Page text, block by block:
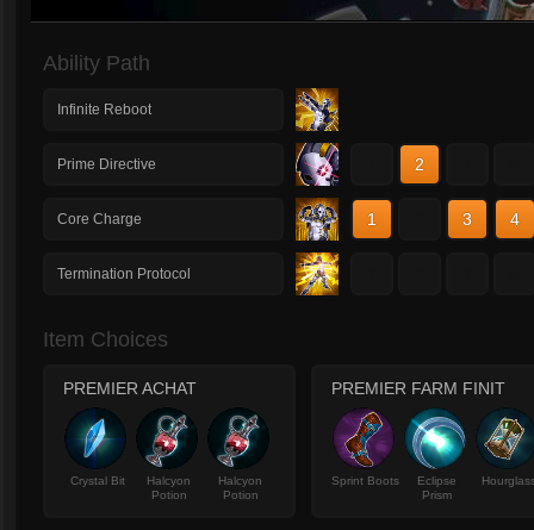
Ability Path
Infinite Reboot
Prime Directive 2
Core Charge 1 3 4
Termination Protocol
Item Choices
PREMIER ACHAT
Crystal Bit
Halcyon
Potion
Halcyon
Potion
PREMIER FARM FINIT
Sprint Boots
Eclipse
Prism